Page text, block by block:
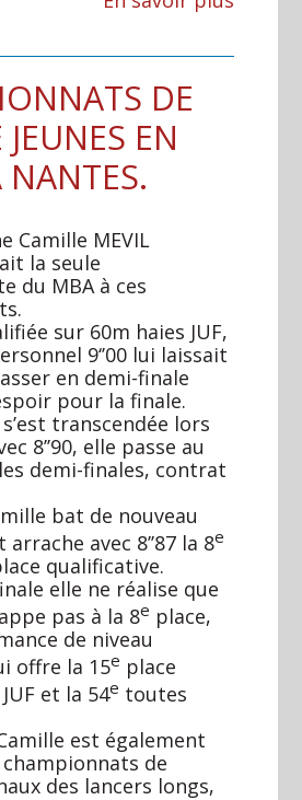
DE
JEUNES EN
NANTES.
Camille MEVIL
la seule
du MBA à ces
sur 60m haies JUF,
9‘’00 lui laissait
en demi-finale
pour la finale.
transcendée lors
8’’90, elle passe au
demi-finales, contrat
bat de nouveau
avec 8’’87 la 8e
qualificative.
elle ne réalise que
pas à la 8e place,
de niveau
offre la 15e place
et la 54e toutes
est également
de
des lancers longs,